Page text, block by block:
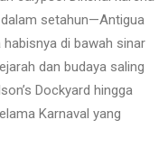
setahun—Antigua
di bawah sinar
dan budaya saling
Dockyard hingga
Karnaval yang